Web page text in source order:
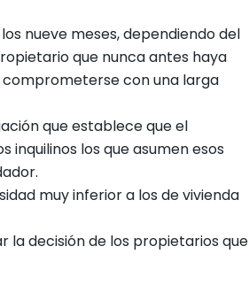
nueve meses, dependiendo del
que nunca antes haya
comprometerse con una larga
que establece que el
inquilinos los que asumen esos
muy inferior a los de vivienda
la decisión de los propietarios que